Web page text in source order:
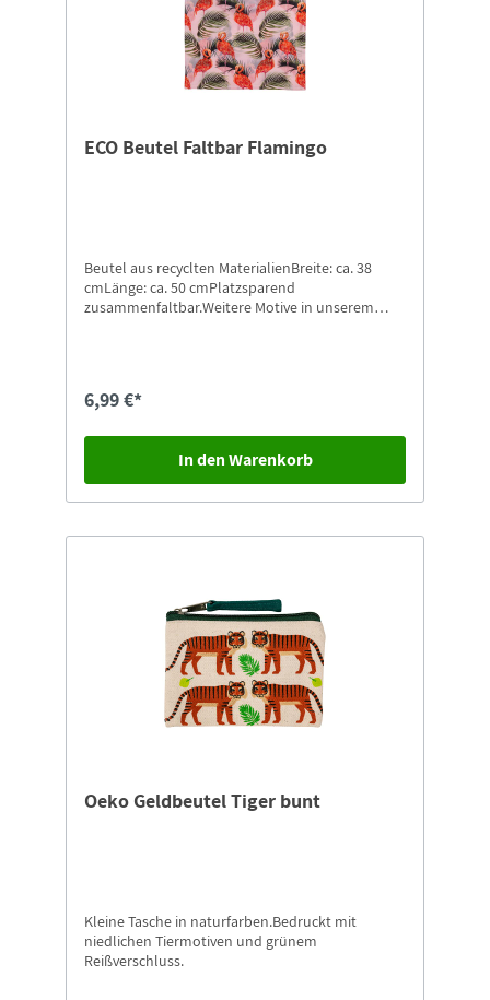
ECO Beutel Faltbar Flamingo
Beutel aus recyclten MaterialienBreite: ca. 38
cmLänge: ca. 50 cmPlatzsparend
zusammenfaltbar.Weitere Motive in unserem
6,99 €*
In den Warenkorb
Oeko Geldbeutel Tiger bunt
Kleine Tasche in naturfarben.Bedruckt mit
niedlichen Tiermotiven und grünem
Reißverschluss.